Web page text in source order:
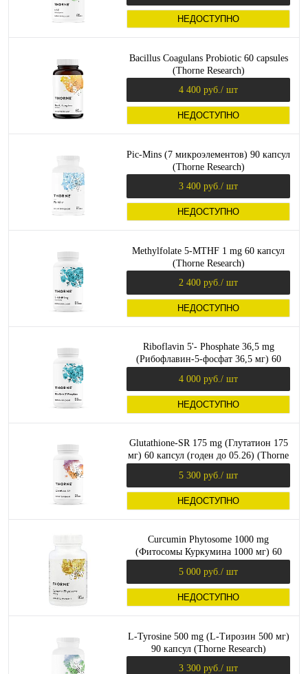
НЕДОСТУПНО
Bacillus Coagulans Probiotic 60 capsules
(Thorne Research)
4 400 руб. / шт
НЕДОСТУПНО
Pic-Mins (7 микроэлементов) 90 капсул
(Thorne Research)
3 400 руб. / шт
НЕДОСТУПНО
Methylfolate 5-MTHF 1 mg 60 капсул
(Thorne Research)
2 400 руб. / шт
НЕДОСТУПНО
Riboflavin 5'- Phosphate 36,5 mg
(Рибофлавин-5-фосфат 36,5 мг) 60
4 000 руб. / шт
НЕДОСТУПНО
Glutathione-SR 175 mg (Глутатион 175
мг) 60 капсул (годен до 05.26) (Thorne
5 300 руб. / шт
НЕДОСТУПНО
Curcumin Phytosome 1000 mg
(Фитосомы Куркумина 1000 мг) 60
5 000 руб. / шт
НЕДОСТУПНО
L-Tyrosine 500 mg (L-Тирозин 500 мг)
90 капсул (Thorne Research)
3 300 руб. / шт